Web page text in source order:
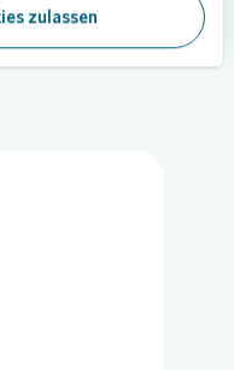
zulassen